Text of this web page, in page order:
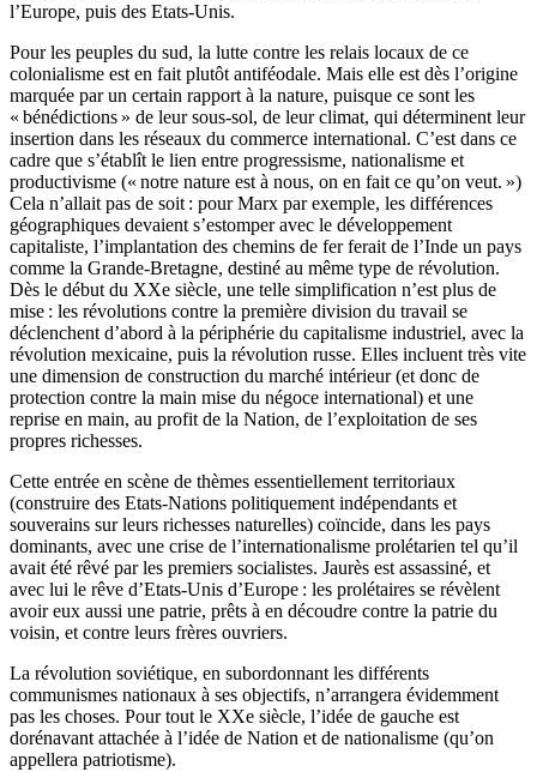
l’Europe, puis des Etats-Unis.
Pour les peuples du sud, la lutte contre les relais locaux de ce
colonialisme est en fait plutôt antiféodale. Mais elle est dès l’origine
marquée par un certain rapport à la nature, puisque ce sont les
« bénédictions » de leur sous-sol, de leur climat, qui déterminent leur
insertion dans les réseaux du commerce international. C’est dans ce
cadre que s’établît le lien entre progressisme, nationalisme et
productivisme (« notre nature est à nous, on en fait ce qu’on veut. »)
Cela n’allait pas de soit : pour Marx par exemple, les différences
géographiques devaient s’estomper avec le développement
capitaliste, l’implantation des chemins de fer ferait de l’Inde un pays
comme la Grande-Bretagne, destiné au même type de révolution.
Dès le début du XXe siècle, une telle simplification n’est plus de
mise : les révolutions contre la première division du travail se
déclenchent d’abord à la périphérie du capitalisme industriel, avec la
révolution mexicaine, puis la révolution russe. Elles incluent très vite
une dimension de construction du marché intérieur (et donc de
protection contre la main mise du négoce international) et une
reprise en main, au profit de la Nation, de l’exploitation de ses
propres richesses.
Cette entrée en scène de thèmes essentiellement territoriaux
(construire des Etats-Nations politiquement indépendants et
souverains sur leurs richesses naturelles) coïncide, dans les pays
dominants, avec une crise de l’internationalisme prolétarien tel qu’il
avait été rêvé par les premiers socialistes. Jaurès est assassiné, et
avec lui le rêve d’Etats-Unis d’Europe : les prolétaires se révèlent
avoir eux aussi une patrie, prêts à en découdre contre la patrie du
voisin, et contre leurs frères ouvriers.
La révolution soviétique, en subordonnant les différents
communismes nationaux à ses objectifs, n’arrangera évidemment
pas les choses. Pour tout le XXe siècle, l’idée de gauche est
dorénavant attachée à l’idée de Nation et de nationalisme (qu’on
appellera patriotisme).